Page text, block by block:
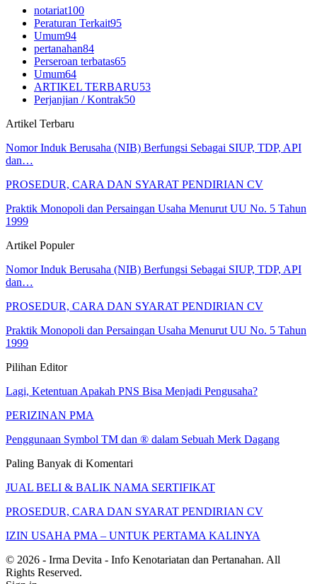
notariat100
Peraturan Terkait95
Umum94
pertanahan84
Perseroan terbatas65
Umum64
ARTIKEL TERBARU53
Perjanjian / Kontrak50
Artikel Terbaru
Nomor Induk Berusaha (NIB) Berfungsi Sebagai SIUP, TDP, API
dan…
PROSEDUR, CARA DAN SYARAT PENDIRIAN CV
Praktik Monopoli dan Persaingan Usaha Menurut UU No. 5 Tahun
1999
Artikel Populer
Nomor Induk Berusaha (NIB) Berfungsi Sebagai SIUP, TDP, API
dan…
PROSEDUR, CARA DAN SYARAT PENDIRIAN CV
Praktik Monopoli dan Persaingan Usaha Menurut UU No. 5 Tahun
1999
Pilihan Editor
Lagi, Ketentuan Apakah PNS Bisa Menjadi Pengusaha?
PERIZINAN PMA
Penggunaan Symbol TM dan ® dalam Sebuah Merk Dagang
Paling Banyak di Komentari
JUAL BELI & BALIK NAMA SERTIFIKAT
PROSEDUR, CARA DAN SYARAT PENDIRIAN CV
IZIN USAHA PMA – UNTUK PERTAMA KALINYA
© 2026 - Irma Devita - Info Kenotariatan dan Pertanahan. All
Rights Reserved.